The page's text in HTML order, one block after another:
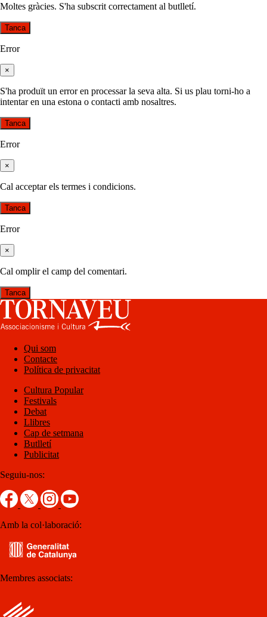
Moltes gràcies. S'ha subscrit correctament al butlletí.
Tanca
Error
×
S'ha produït un error en processar la seva alta. Si us plau torni-ho a
intentar en una estona o contacti amb nosaltres.
Tanca
Error
×
Cal acceptar els termes i condicions.
Tanca
Error
×
Cal omplir el camp del comentari.
Tanca
Qui som
Contacte
Política de privacitat
Cultura Popular
Festivals
Debat
Llibres
Cap de setmana
Butlletí
Publicitat
Seguiu-nos:
Amb la col·laboració:
Membres associats: